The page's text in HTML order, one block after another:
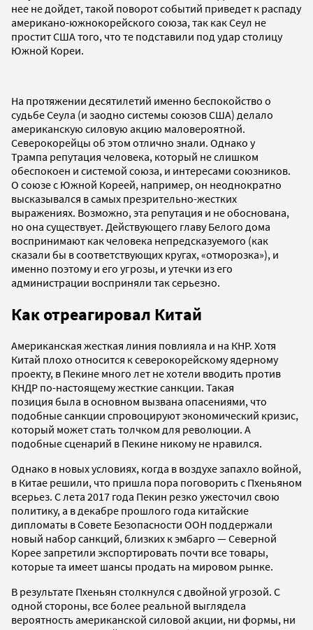
нее не дойдет, такой поворот событий приведет к распаду
американо-южнокорейского союза, так как Сеул не
простит США того, что те подставили под удар столицу
Южной Кореи.
На протяжении десятилетий именно беспокойство о
судьбе Сеула (и заодно системы союзов США) делало
американскую силовую акцию маловероятной.
Северокорейцы об этом отлично знали. Однако у
Трампа репутация человека, который не слишком
обеспокоен и системой союза, и интересами союзников.
О союзе с Южной Кореей, например, он неоднократно
высказывался в самых презрительно-жестких
выражениях. Возможно, эта репутация и не обоснована,
но она существует. Действующего главу Белого дома
воспринимают как человека непредсказуемого (как
сказали бы в соответствующих кругах, «отморозка»), и
именно поэтому и его угрозы, и утечки из его
администрации восприняли так серьезно.
Как отреагировал Китай
Американская жесткая линия повлияла и на КНР. Хотя
Китай плохо относится к северокорейскому ядерному
проекту, в Пекине много лет не хотели вводить против
КНДР по-настоящему жесткие санкции. Такая
позиция была в основном вызвана опасениями, что
подобные санкции спровоцируют экономический кризис,
который может стать толчком для революции. А
подобные сценарий в Пекине никому не нравился.
Однако в новых условиях, когда в воздухе запахло войной,
в Китае решили, что пришла пора поговорить с Пхеньяном
всерьез. С лета 2017 года Пекин резко ужесточил свою
политику, а в декабре прошлого года китайские
дипломаты в Совете Безопасности ООН поддержали
новый набор санкций, близких к эмбарго — Северной
Корее запретили экспортировать почти все товары,
которые та имеет шансы продать на мировом рынке.
В результате Пхеньян столкнулся с двойной угрозой. С
одной стороны, все более реальной выглядела
вероятность американской силовой акции, ни формы, ни